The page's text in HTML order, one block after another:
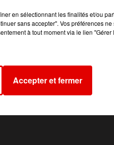
en sélectionnant les finalités et/ou
sans accepter". Vos préférences
à tout moment via le lien
Accepter et fermer